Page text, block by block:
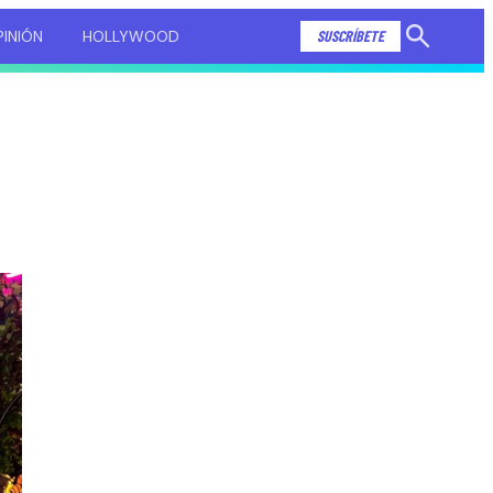
HOLLYWOOD SUSCRÍBETE
Mostrar